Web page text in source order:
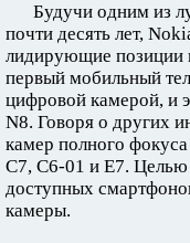
Будучи одним из
почти десять лет,
лидирующие позиции
первый мобильный
цифровой камерой, и
N8. Говоря о других
камер полного
С7, С6-01 и Е7. Целью
доступных
камеры.